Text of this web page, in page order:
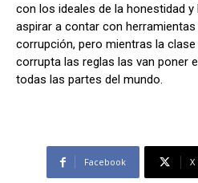
con los ideales de la honestidad
aspirar a contar con
corrupción, pero mientras la
corrupta las reglas las van poner
todas las partes del mundo.
Facebook X